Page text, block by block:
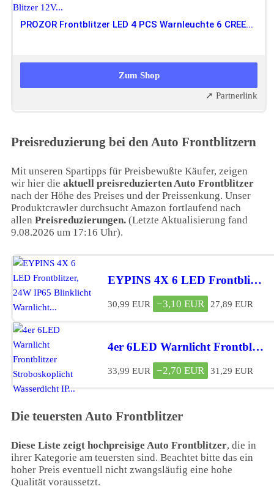
PROZOR Frontblitzer LED 4 PCS Warnleuchte 6 CREE...
Zum Shop
➚ Partnerlink
Preisreduzierung bei den Auto Frontblitzern
Mit unseren Spartipps für Preisbewußte Käufer, zeigen
wir hier die aktuell preisreduzierten Auto Frontblitzer
nach der Höhe des Preises und der Preissenkung. Unser
Produktcrawler durchsucht Amazon fortlaufend nach
allen Preisreduzierungen. (Letzte Aktualisierung fand
9.08.2026 um 17:16 Uhr).
EYPINS 4X 6 LED Frontblitzer, 24W IP65 Blinklicht Warnlicht...*
30,99 EUR −3,10 EUR 27,89 EUR
4er 6LED Warnlicht Frontblitzer Stroboskoplicht Wasserdicht IP...*
33,99 EUR −2,70 EUR 31,29 EUR
Die teuersten Auto Frontblitzer
Diese Liste zeigt hochpreisige Auto Frontblitzer, die in
ihrer Kategorie am teuersten sind. Beachtet bitte das ein
hoher Preis eventuell nicht zwangsläufig eine hohe
Qualität voraussetzt.